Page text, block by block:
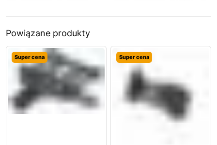
Powiązane produkty
Super cena Super cena